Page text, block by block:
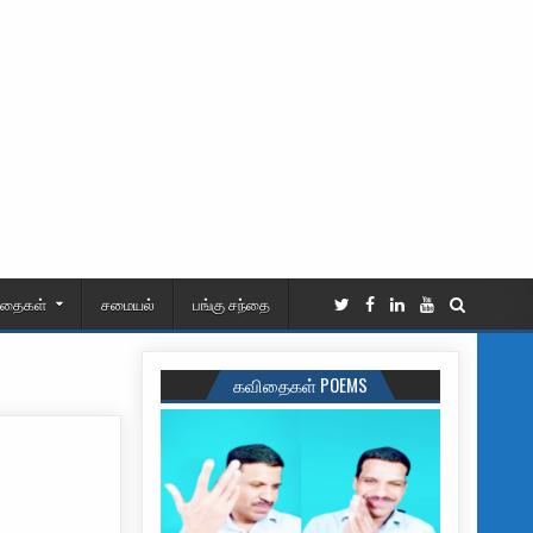
சமையல் பங்கு சந்தை
கவிதைகள் POEMS